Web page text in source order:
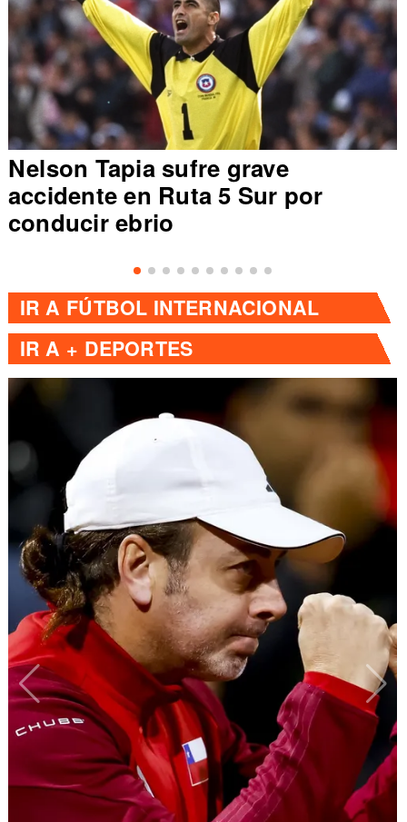
Nelson Tapia sufre grave
accidente en Ruta 5 Sur por
conducir ebrio
IR A FÚTBOL INTERNACIONAL
IR A + DEPORTES